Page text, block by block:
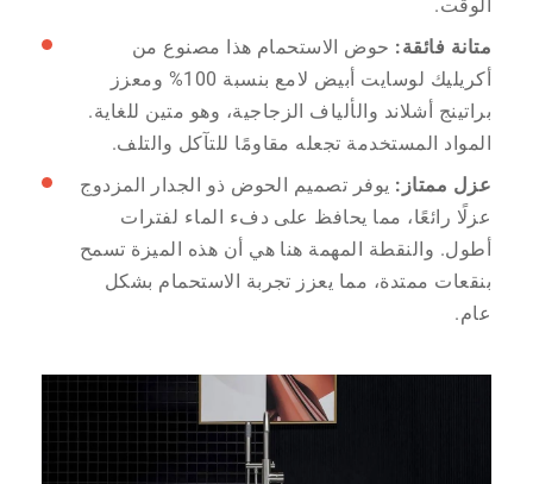
الوقت.
متانة فائقة: حوض الاستحمام هذا مصنوع من
أكريليك لوسايت أبيض لامع بنسبة 100% ومعزز
براتينج أشلاند والألياف الزجاجية، وهو متين للغاية.
المواد المستخدمة تجعله مقاومًا للتآكل والتلف.
عزل ممتاز: يوفر تصميم الحوض ذو الجدار المزدوج
عزلًا رائعًا، مما يحافظ على دفء الماء لفترات
أطول. والنقطة المهمة هنا هي أن هذه الميزة تسمح
بنقعات ممتدة، مما يعزز تجربة الاستحمام بشكل
عام.